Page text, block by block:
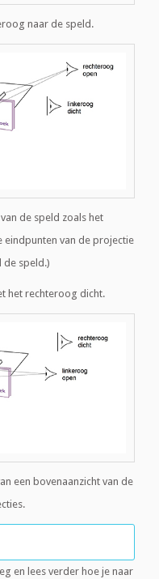
naar de speld.
de speld zoals het
eindpunten van de projectie
de speld.)
het rechteroog dicht.
een bovenaanzicht van de
en lees verder hoe je naar